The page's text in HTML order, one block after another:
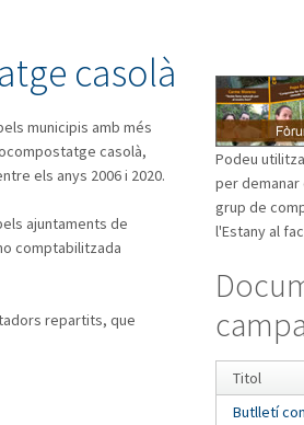
casolà
municipis amb més
casolà,
els anys 2006 i 2020.
ajuntaments de
comptabilitzada
repartits, que
Podeu
per
grup de
l'Estany al
Titol
Butlletí